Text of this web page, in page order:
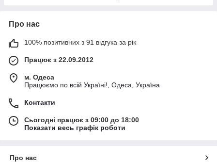
Про нас
100% позитивних з 91 відгука за рік
Працює з 22.09.2012
м. Одеса
Працюємо по всій Україні!, Одеса, Україна
Контакти
Сьогодні працює з 09:00 до 18:00
Показати весь графік роботи
Про нас